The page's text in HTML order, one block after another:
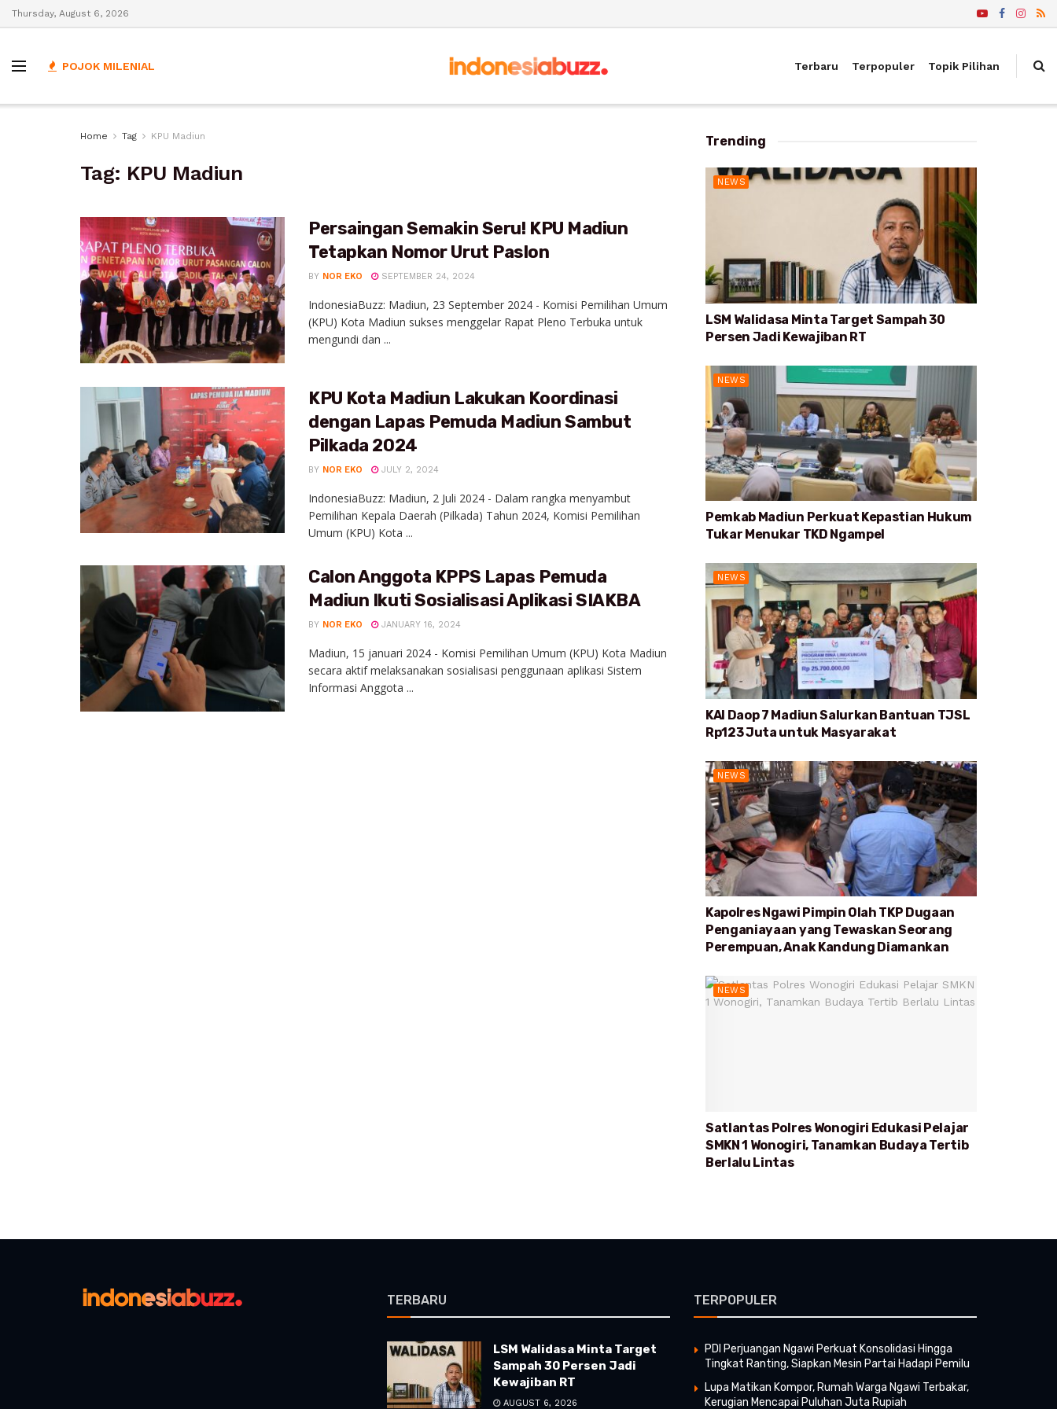
Thursday, August 6, 2026
POJOK MILENIAL Terbaru Terpopuler Topik Pilihan
Home Tag KPU Madiun
Tag: KPU Madiun
Persaingan Semakin Seru! KPU Madiun
Tetapkan Nomor Urut Paslon
BY NOR EKO SEPTEMBER 24, 2024
IndonesiaBuzz: Madiun, 23 September 2024 - Komisi Pemilihan Umum
(KPU) Kota Madiun sukses menggelar Rapat Pleno Terbuka untuk
mengundi dan ...
KPU Kota Madiun Lakukan Koordinasi
dengan Lapas Pemuda Madiun Sambut
Pilkada 2024
BY NOR EKO JULY 2, 2024
IndonesiaBuzz: Madiun, 2 Juli 2024 - Dalam rangka menyambut
Pemilihan Kepala Daerah (Pilkada) Tahun 2024, Komisi Pemilihan
Umum (KPU) Kota ...
Calon Anggota KPPS Lapas Pemuda
Madiun Ikuti Sosialisasi Aplikasi SIAKBA
BY NOR EKO JANUARY 16, 2024
Madiun, 15 januari 2024 - Komisi Pemilihan Umum (KPU) Kota Madiun
secara aktif melaksanakan sosialisasi penggunaan aplikasi Sistem
Informasi Anggota ...
Trending
NEWS
LSM Walidasa Minta Target Sampah 30
Persen Jadi Kewajiban RT
NEWS
Pemkab Madiun Perkuat Kepastian Hukum
Tukar Menukar TKD Ngampel
NEWS
KAI Daop 7 Madiun Salurkan Bantuan TJSL
Rp123 Juta untuk Masyarakat
NEWS
Kapolres Ngawi Pimpin Olah TKP Dugaan
Penganiayaan yang Tewaskan Seorang
Perempuan, Anak Kandung Diamankan
NEWS
Satlantas Polres Wonogiri Edukasi Pelajar
SMKN 1 Wonogiri, Tanamkan Budaya Tertib
Berlalu Lintas
TERBARU
LSM Walidasa Minta Target
Sampah 30 Persen Jadi
Kewajiban RT
AUGUST 6, 2026
TERPOPULER
PDI Perjuangan Ngawi Perkuat Konsolidasi Hingga
Tingkat Ranting, Siapkan Mesin Partai Hadapi Pemilu
Lupa Matikan Kompor, Rumah Warga Ngawi Terbakar,
Kerugian Mencapai Puluhan Juta Rupiah